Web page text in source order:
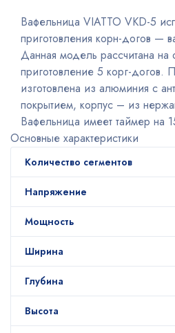
Вафельница VIATTO VKD-5
приготовления корн-догов —
Данная модель рассчитана
приготовление 5 корг-догов.
изготовлена из алюминия с
покрытием, корпус – из
Вафельница имеет таймер на
Основные характеристики
Количество сегментов
Напряжение
Мощность
Ширина
Глубина
Высота